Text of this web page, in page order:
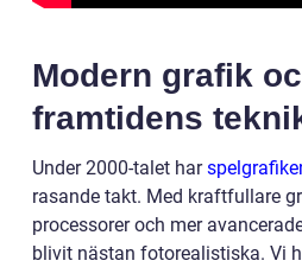
Modern grafik
framtidens
Under 2000-talet har
rasande takt. Med kraftfullare
processorer och mer
blivit nästan fotorealistiska. Vi